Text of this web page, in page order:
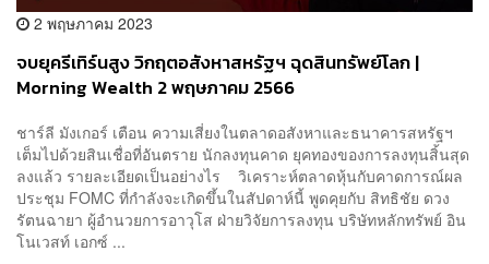
2 พฤษภาคม 2023
จบยุครีเทิร์นสูง วิกฤตอสังหาสหรัฐฯ ฉุดสินทรัพย์โลก |
Morning Wealth 2 พฤษภาคม 2566
ชาร์ลี มังเกอร์ เตือน ความเสี่ยงในตลาดอสังหาและธนาคารสหรัฐฯ
เต็มไปด้วยสินเชื่อที่อันตราย นักลงทุนคาด ยุคทองของการลงทุนสิ้นสุด
ลงแล้ว รายละเอียดเป็นอย่างไร วิเคราะห์ตลาดหุ้นกับคาดการณ์ผล
ประชุม FOMC ที่กำลังจะเกิดขึ้นในสัปดาห์นี้ พูดคุยกับ สิทธิชัย ดวง
รัตนฉายา ผู้อำนวยการอาวุโส ฝ่ายวิจัยการลงทุน บริษัทหลักทรัพย์ อิน
โนเวสท์ เอกซ์ ...